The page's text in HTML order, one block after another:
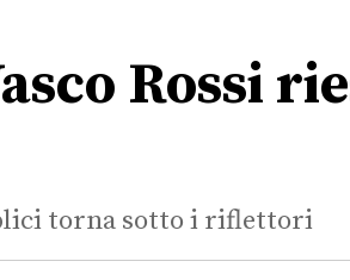
Rossi
torna sotto i riflettori